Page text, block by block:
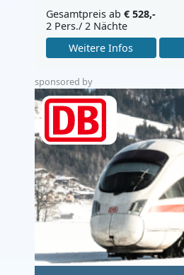
Gesamtpreis ab € 528,-
2 Pers./ 2 Nächte
Weitere Infos
sponsored by